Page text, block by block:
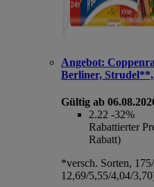
Angebot:
Berliner,
Gültig ab
2.22 -32%
Rabattierter
Rabatt)
*versch. Sorten,
12,69/5,55/4,04/